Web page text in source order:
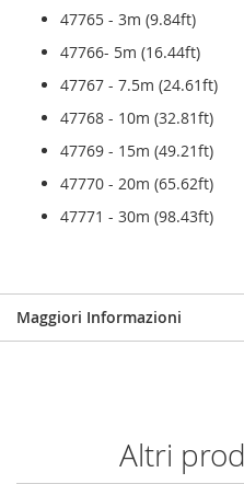
47765 - 3m (9.84ft)
47766- 5m (16.44ft)
47767 - 7.5m (24.61ft)
47768 - 10m (32.81ft)
47769 - 15m (49.21ft)
47770 - 20m (65.62ft)
47771 - 30m (98.43ft)
Maggiori Informazioni
Altri